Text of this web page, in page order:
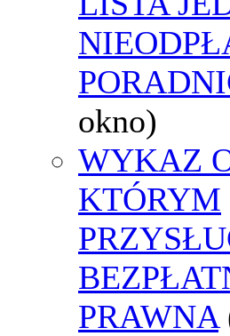
okno)
WYKAZ
KTÓRYM
PRAWNA